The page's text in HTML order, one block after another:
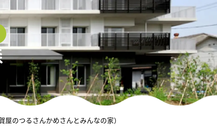
のつるさんかめさんとみんなの家）